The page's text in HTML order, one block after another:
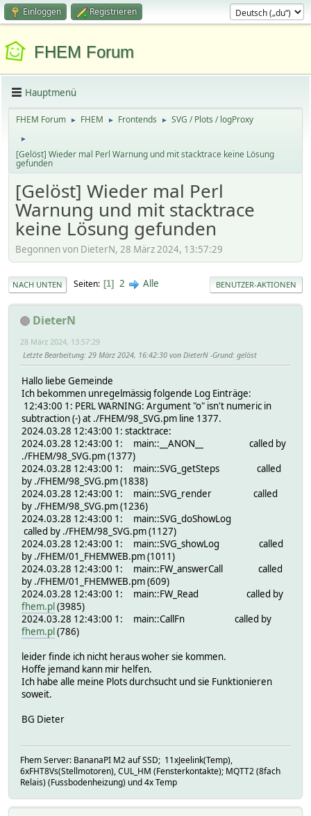
Einloggen Registrieren
FHEM Forum
Hauptmenü
FHEM Forum ► FHEM ► Frontends ► SVG / Plots / logProxy
►
[Gelöst] Wieder mal Perl Warnung und mit stacktrace keine Lösung
gefunden
[Gelöst] Wieder mal Perl
Warnung und mit stacktrace
keine Lösung gefunden
Begonnen von DieterN, 28 März 2024, 13:57:29
NACH UNTEN Seiten 1 2 Alle BENUTZER-AKTIONEN
DieterN
28 März 2024, 13:57:29
Letzte Bearbeitung: 29 März 2024, 16:42:30 von DieterN Grund: gelöst
Hallo liebe Gemeinde
Ich bekommen unregelmässig folgende Log Einträge:
12:43:00 1: PERL WARNING: Argument "o" isn't numeric in
subtraction (-) at ./FHEM/98_SVG.pm line 1377.
2024.03.28 12:43:00 1: stacktrace:
2024.03.28 12:43:00 1: main::__ANON__ called by
./FHEM/98_SVG.pm (1377)
2024.03.28 12:43:00 1: main::SVG_getSteps called
by ./FHEM/98_SVG.pm (1838)
2024.03.28 12:43:00 1: main::SVG_render called
by ./FHEM/98_SVG.pm (1236)
2024.03.28 12:43:00 1: main::SVG_doShowLog
called by ./FHEM/98_SVG.pm (1127)
2024.03.28 12:43:00 1: main::SVG_showLog called
by ./FHEM/01_FHEMWEB.pm (1011)
2024.03.28 12:43:00 1: main::FW_answerCall called
by ./FHEM/01_FHEMWEB.pm (609)
2024.03.28 12:43:00 1: main::FW_Read called by
fhem.pl(3985)
2024.03.28 12:43:00 1: main::CallFn called by
fhem.pl(786)
leider finde ich nicht heraus woher sie kommen.
Hoffe jemand kann mir helfen.
Ich habe alle meine Plots durchsucht und sie Funktionieren
soweit.
BG Dieter
Fhem Server: BananaPI M2 auf SSD; 11xJeelink(Temp),
6xFHT8Vs(Stellmotoren), CUL_HM (Fensterkontakte); MQTT2 (8fach
Relais) (Fussbodenheizung) und 4x Temp